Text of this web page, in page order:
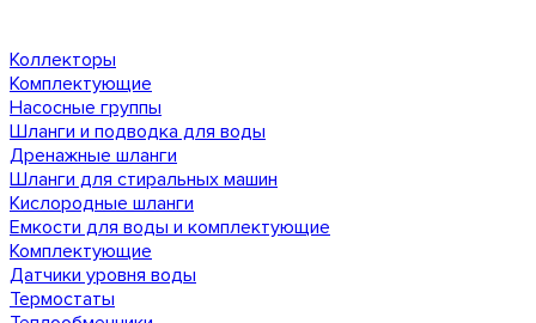
Коллекторы
Комплектующие
Насосные группы
Шланги и подводка для воды
Дренажные шланги
Шланги для стиральных машин
Кислородные шланги
Емкости для воды и комплектующие
Комплектующие
Датчики уровня воды
Термостаты